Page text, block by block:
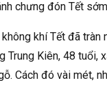
chưng đón Tết
khí Tết đã
Trung Kiên, 48 tuổi,
Cách đó vài mét,